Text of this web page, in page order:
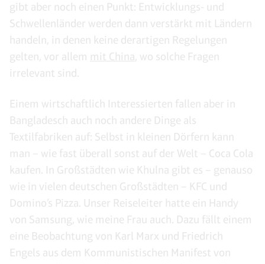
gibt aber noch einen Punkt: Entwicklungs- und
Schwellenländer werden dann verstärkt mit Ländern
handeln, in denen keine derartigen Regelungen
gelten, vor allem mit China, wo solche Fragen
irrelevant sind.
Einem wirtschaftlich Interessierten fallen aber in
Bangladesch auch noch andere Dinge als
Textilfabriken auf: Selbst in kleinen Dörfern kann
man – wie fast überall sonst auf der Welt – Coca Cola
kaufen. In Großstädten wie Khulna gibt es – genauso
wie in vielen deutschen Großstädten – KFC und
Domino’s Pizza. Unser Reiseleiter hatte ein Handy
von Samsung, wie meine Frau auch. Dazu fällt einem
eine Beobachtung von Karl Marx und Friedrich
Engels aus dem Kommunistischen Manifest von